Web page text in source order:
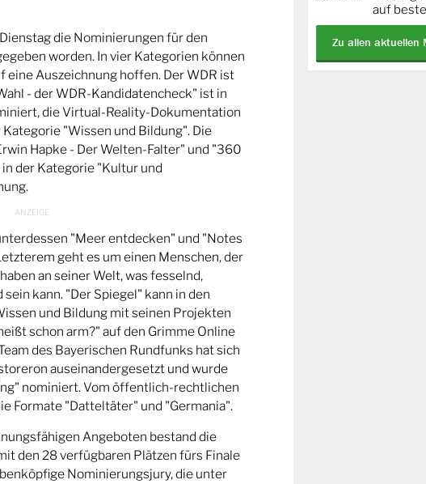
die Nominierungen für den
worden. In vier Kategorien können
eine Auszeichnung hoffen. Der WDR ist
- der WDR-Kandidatencheck" ist in
die Virtual-Reality-Dokumentation
"Wissen und Bildung". Die
Hapke - Der Welten-Falter" und "360
der Kategorie "Kultur und
"Meer entdecken" und "Notes
geht es um einen Menschen, der
an seiner Welt, was fesselnd,
kann. "Der Spiegel" kann in den
und Bildung mit seinen Projekten
schon arm?" auf den Grimme Online
des Bayerischen Rundfunks hat sich
auseinandergesetzt und wurde
nominiert. Vom öffentlich-rechtlichen
Formate "Datteltäter" und "Germania".
Angeboten bestand die
den 28 verfügbaren Plätzen fürs Finale
Nominierungsjury, die unter
auf
Zu allen aktuellen